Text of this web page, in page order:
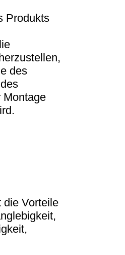
Produkts
des
Montage
die Vorteile